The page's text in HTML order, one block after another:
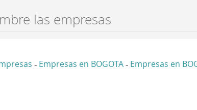
- Empresas en BOGOTA - Empresas en